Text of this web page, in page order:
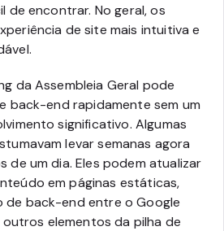
de encontrar. No geral, os
de site mais intuitiva e
da Assembleia Geral pode
back-end rapidamente sem um
significativo. Algumas
levar semanas agora
de um dia. Eles podem atualizar
em páginas estáticas,
de back-end entre o Google
elementos da pilha de